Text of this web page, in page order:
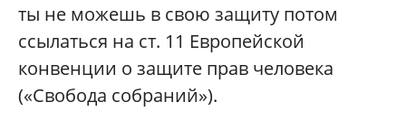
ты не можешь в свою защиту потом
ссылаться на ст. 11 Европейской
конвенции о защите прав человека
(«Свобода собраний»).